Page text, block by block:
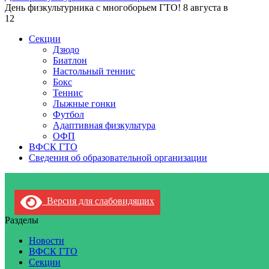
День физкультурника с многоборьем ГТО! 8 августа в
12
Секции
Дзюдо
Биатлон
Настольный теннис
Бокс
Теннис
Лыжные гонки
Футбол
Адаптивная физкультура
ОФП
ВФСК ГТО
Сведения об образовательной организации
Версия для слабовидящих
Разделы
Новости
ВФСК ГТО
Секции